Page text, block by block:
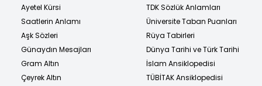
Ayetel Kürsi
Saatlerin Anlamı
Aşk Sözleri
Günaydın Mesajları
Gram Altın
Çeyrek Altın
TDK Sözlük Anlamları
Üniversite Taban Puanları
Rüya Tabirleri
Dünya Tarihi ve Türk Tarihi
İslam Ansiklopedisi
TÜBİTAK Ansiklopedisi